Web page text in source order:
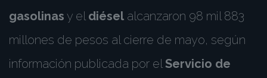
gasolinas y el diésel alcanzaron 98 mil 883
millones de pesos al cierre de mayo, según
información publicada por el Servicio de